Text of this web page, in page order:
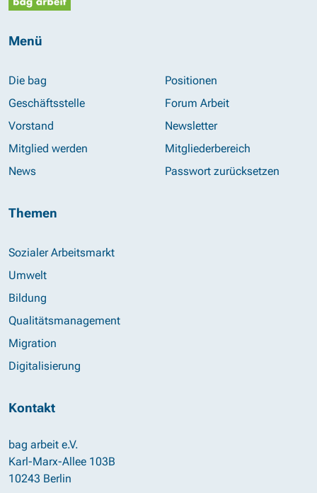
Menü
Die bag
Geschäftsstelle
Vorstand
Mitglied werden
News
Positionen
Forum Arbeit
Newsletter
Mitgliederbereich
Passwort zurücksetzen
Themen
Sozialer Arbeitsmarkt
Umwelt
Bildung
Qualitätsmanagement
Migration
Digitalisierung
Kontakt
bag arbeit e.V.
Karl-Marx-Allee 103B
10243 Berlin